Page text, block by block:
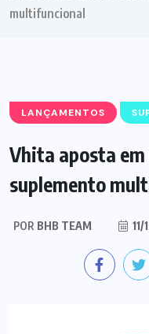
multifuncional
LANÇAMENTOS
Vhita aposta
suplemento
POR BHB TEAM